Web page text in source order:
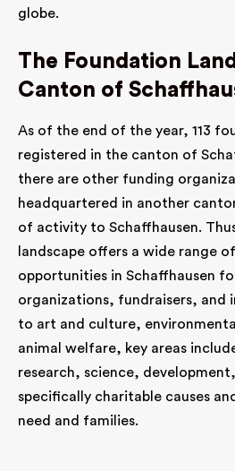
globe.
The Foundation
Canton of
As of the end of the year, 113
registered in the canton of
there are other funding
headquartered in another
of activity to Schaffhausen.
landscape offers a wide range
opportunities in Schaffhausen
organizations, fundraisers, and
to art and culture,
animal welfare, key areas
research, science,
specifically charitable causes
need and families.